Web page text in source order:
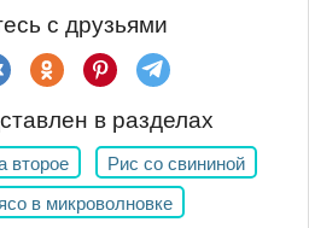
с друзьями
в разделах
второе
Рис со свининой
в микроволновке